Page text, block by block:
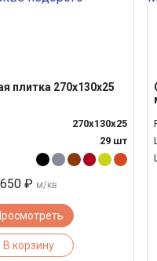
плитка 270х130х25
270х130х25
29 шт
650 ₽ м/кв
В корзину